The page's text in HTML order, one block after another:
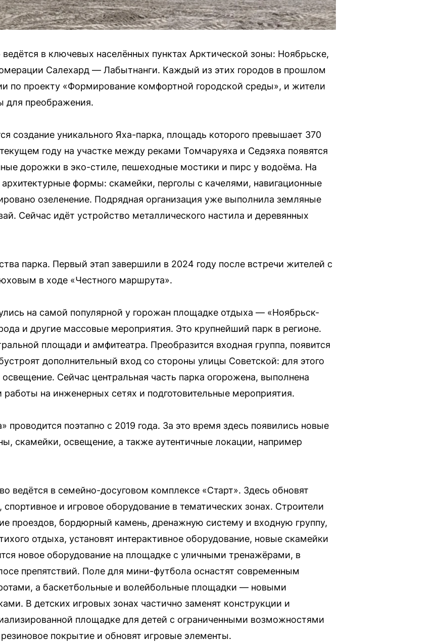
в ключевых населённых пунктах Арктической зоны: Ноябрьске,
Салехард — Лабытнанги. Каждый из этих городов в прошлом
по проекту «Формирование комфортной городской среды», и жители
для преображения.
создание уникального Яха-парка, площадь которого превышает 370
году на участке между реками Томчаруяха и Седэяха появятся
дорожки в эко-стиле, пешеходные мостики и пирс у водоёма. На
формы: скамейки, перголы с качелями, навигационные
озеленение. Подрядная организация уже выполнила земляные
Сейчас идёт устройство металлического настила и деревянных
парка. Первый этап завершили в 2024 году после встречи жителей с
в ходе «Честного маршрута».
на самой популярной у горожан площадке отдыха — «Ноябрьск-
и другие массовые мероприятия. Это крупнейший парк в регионе.
площади и амфитеатра. Преобразится входная группа, появится
дополнительный вход со стороны улицы Советской: для этого
Сейчас центральная часть парка огорожена, выполнена
на инженерных сетях и подготовительные мероприятия.
проводится поэтапно с 2019 года. За это время здесь появились новые
скамейки, освещение, а также аутентичные локации, например
ведётся в семейно-досуговом комплексе «Старт». Здесь обновят
и игровое оборудование в тематических зонах. Строители
проездов, бордюрный камень, дренажную систему и входную группу,
отдыха, установят интерактивное оборудование, новые скамейки
новое оборудование на площадке с уличными тренажёрами, в
препятствий. Поле для мини-футбола оснастят современным
а баскетбольные и волейбольные площадки — новыми
В детских игровых зонах частично заменят конструкции и
площадке для детей с ограниченными возможностями
покрытие и обновят игровые элементы.